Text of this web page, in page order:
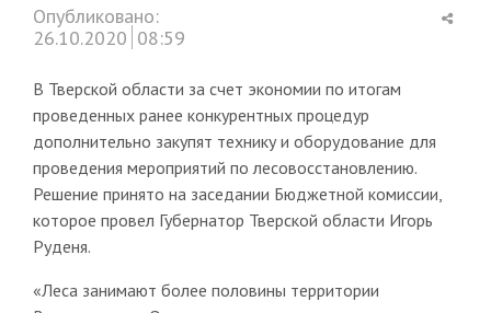
Опубликовано:
26.10.2020 08:59
В Тверской области за счет экономии по итогам
проведенных ранее конкурентных процедур
дополнительно закупят технику и оборудование для
проведения мероприятий по лесовосстановлению.
Решение принято на заседании Бюджетной комиссии,
которое провел Губернатор Тверской области Игорь
Руденя.
«Леса занимают более половины территории